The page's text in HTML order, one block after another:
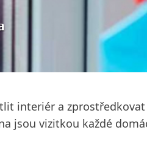
interiér a
jsou vizitkou každé